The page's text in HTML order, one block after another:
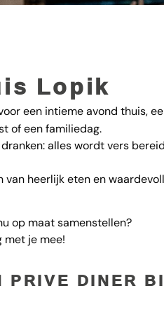
Lopik
een intieme avond thuis,
of een familiedag.
alles wordt vers
van heerlijk eten en
op maat samenstellen?
met je mee!
PRIVE DINER